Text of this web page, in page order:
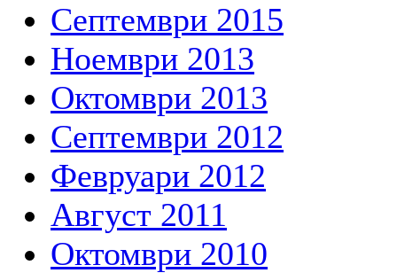
Септември 2015
Ноември 2013
Октомври 2013
Септември 2012
Февруари 2012
Август 2011
Октомври 2010